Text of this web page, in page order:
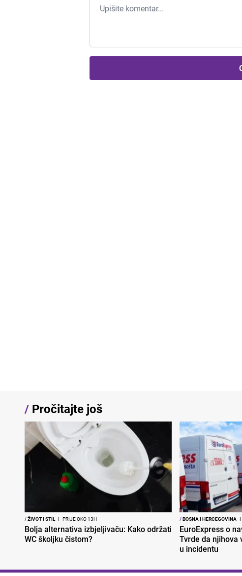
/ Pročitajte još
/ŽIVOT I STIL I PRIJE OKO 13H
Bolja alternativa izbjeljivaču: Kako održati
WC školjku čistom?
/BOSNA I HERCEGOVINA I
EuroExpress o
Tvrde da njihova
u incidentu